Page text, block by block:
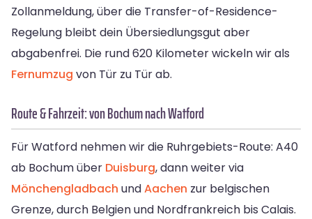
Zollanmeldung, über die Transfer-of-Residence-
Regelung bleibt dein Übersiedlungsgut aber
abgabenfrei. Die rund 620 Kilometer wickeln wir als
Fernumzug von Tür zu Tür ab.
Route & Fahrzeit: von Bochum nach Watford
Für Watford nehmen wir die Ruhrgebiets-Route: A40
ab Bochum über Duisburg, dann weiter via
Mönchengladbach undAachen zur belgischen
Grenze, durch Belgien und Nordfrankreich bis Calais.